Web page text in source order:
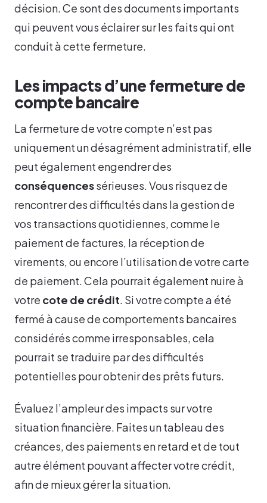
décision. Ce sont des documents importants
qui peuvent vous éclairer sur les faits qui ont
conduit à cette fermeture.
Les impacts d’une fermeture de
compte bancaire
La fermeture de votre compte n’est pas
uniquement un désagrément administratif, elle
peut également engendrer des
conséquencessérieuses. Vous risquez de
rencontrer des difficultés dans la gestion de
vos transactions quotidiennes, comme le
paiement de factures, la réception de
virements, ou encore l’utilisation de votre carte
de paiement. Cela pourrait également nuire à
votre cote de crédit. Si votre compte a été
fermé à cause de comportements bancaires
considérés comme irresponsables, cela
pourrait se traduire par des difficultés
potentielles pour obtenir des prêts futurs.
Évaluez l’ampleur des impacts sur votre
situation financière. Faites un tableau des
créances, des paiements en retard et de tout
autre élément pouvant affecter votre crédit,
afin de mieux gérer la situation.